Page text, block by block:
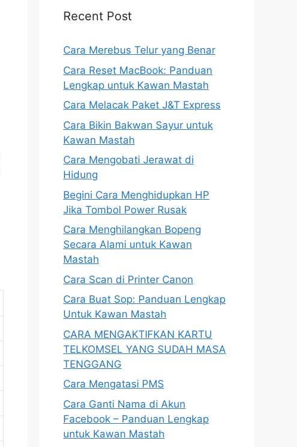
Recent Post
Cara Merebus Telur yang Benar
Cara Reset MacBook: Panduan
Lengkap untuk Kawan Mastah
Cara Melacak Paket J&T Express
Cara Bikin Bakwan Sayur untuk
Kawan Mastah
Cara Mengobati Jerawat di
Hidung
Begini Cara Menghidupkan HP
Jika Tombol Power Rusak
Cara Menghilangkan Bopeng
Secara Alami untuk Kawan
Mastah
Cara Scan di Printer Canon
Cara Buat Sop: Panduan Lengkap
Untuk Kawan Mastah
CARA MENGAKTIFKAN KARTU
TELKOMSEL YANG SUDAH MASA
TENGGANG
Cara Mengatasi PMS
Cara Ganti Nama di Akun
Facebook – Panduan Lengkap
untuk Kawan Mastah